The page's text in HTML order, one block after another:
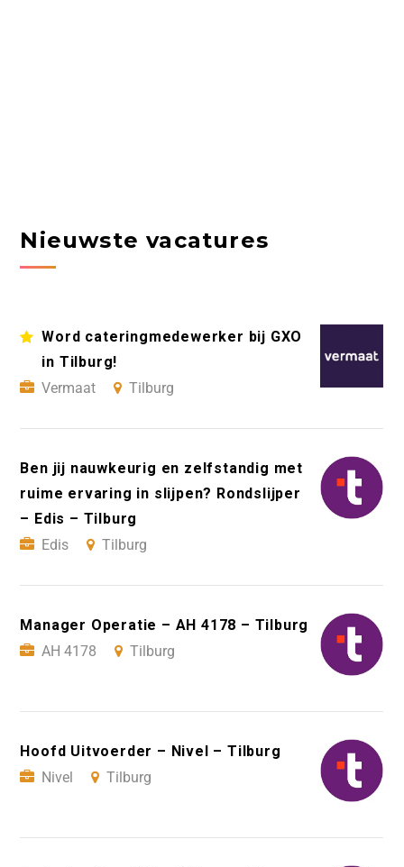
Nieuwste vacatures
Word cateringmedewerker bij GXO
in Tilburg!
Vermaat
Tilburg
Ben jij nauwkeurig en zelfstandig met
ruime ervaring in slijpen? Rondslijper
– Edis – Tilburg
Edis
Tilburg
Manager Operatie – AH 4178 – Tilburg
AH 4178
Tilburg
Hoofd Uitvoerder – Nivel – Tilburg
Nivel
Tilburg